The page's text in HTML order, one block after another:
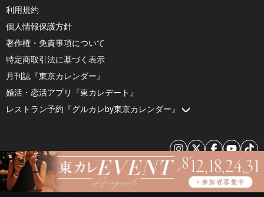
利用規約
個人情報保護方針
著作権・免責事項について
特定商取引法に基づく表示
月刊誌『東京カレンダー』
婚活・恋活アプリ『東カレデート』
レストラン予約『グルカレby東京カレンダー』
© 2026 by Tokyo Calendar, Inc.